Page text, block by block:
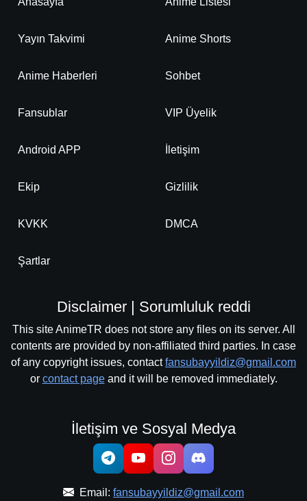
Yayın Takvimi Anime Shorts
Anime Haberleri Sohbet
Fansublar VIP Üyelik
Android APP İletişim
Ekip Gizlilik
KVKK DMCA
Şartlar
Disclaimer | Sorumluluk reddi
This site AnimeTR does not store any files on its server. All
contents are provided by non-affiliated third parties. In case
of any copyright issues, contactfansubayyildiz@gmail.com
or contact pageand it will be removed immediately.
İletişim ve Sosyal Medya
Email: fansubayyildiz@gmail.com